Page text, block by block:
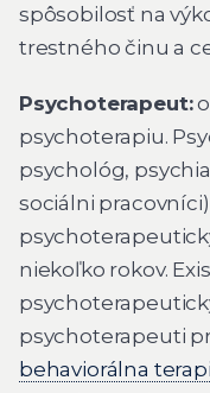
spôsobilosť na
trestného činu a
Psychoterapeut:
psychoterapiu.
psychológ,
sociálni
niekoľko rokov.
psychoterapeuti
behaviorálna